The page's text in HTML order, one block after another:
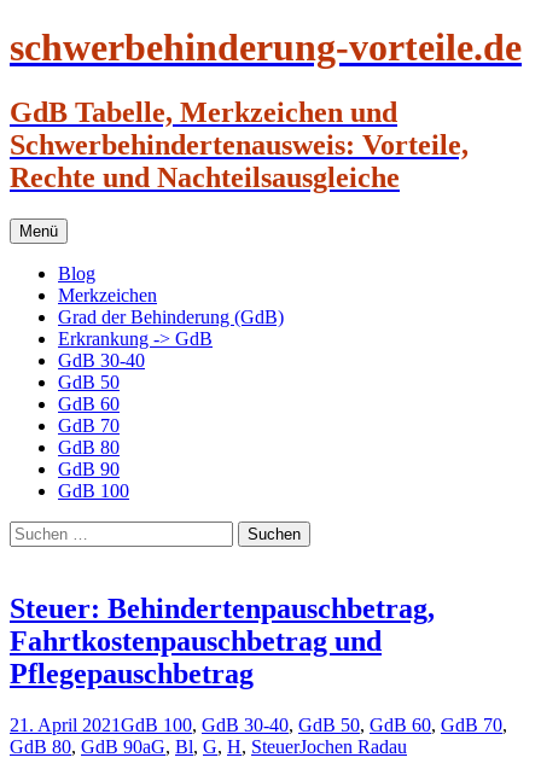
schwerbehinderung-vorteile.de
GdB Tabelle, Merkzeichen und
Schwerbehindertenausweis: Vorteile,
Rechte und Nachteilsausgleiche
Menü Zum
Inhalt
springen
Blog
Merkzeichen
Grad der Behinderung (GdB)
Erkrankung -> GdB
GdB 30-40
GdB 50
GdB 60
GdB 70
GdB 80
GdB 90
GdB 100
Suchen
nach:
Steuer: Behindertenpauschbetrag,
Fahrtkostenpauschbetrag und
Pflegepauschbetrag
21. April 2021GdB 100, GdB 30-40, GdB 50, GdB 60, GdB 70,
GdB 80, GdB 90aG, Bl, G, H, SteuerJochen Radau